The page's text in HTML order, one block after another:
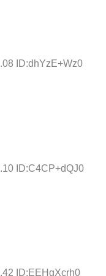
ID:dhYzE+Wz0
ID:C4CP+dQJ0
ID:EEHgXcrh0